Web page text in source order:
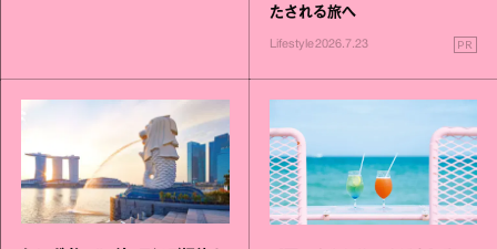
たされる旅へ
Lifestyle2026.7.23 PR